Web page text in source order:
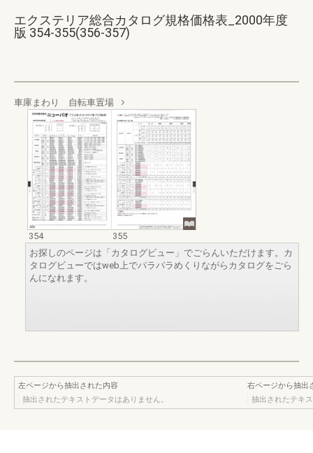
エクステリア総合カタログ規格価格表_2000年度
版 354-355(356-357)
車庫まわり 自転車置場
354
355
お探しのページは「カタログビュー」でごらんいただけます。カ
タログビューではweb上でパラパラめくりながらカタログをごら
んになれます。
左ページから抽出された内容
抽出されたテキストデータはありません。
右ページから抽出
抽出されたテキ